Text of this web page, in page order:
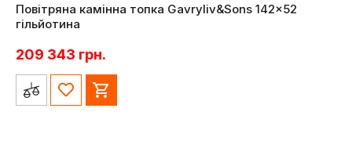
Повітряна камінна топка Gavryliv&Sons 142×52
гільйотина
209 343 грн.